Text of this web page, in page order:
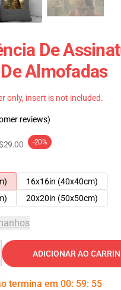
De
Almofadas
only, insert is not included.
reviews)
-20%
16x16in (40x40cm)
20x20in (50x50cm)
ADICIONAR AO
termina em 00: 59: 54